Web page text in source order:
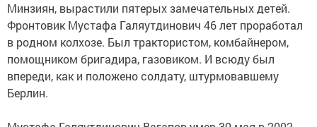
Минзиян, вырастили пятерых замечательных детей.
Фронтовик Мустафа Галяутдинович 46 лет проработал
в родном колхозе. Был трактористом, комбайнером,
помощником бригадира, газовиком. И всюду был
впереди, как и положено солдату, штурмовавшему
Берлин.